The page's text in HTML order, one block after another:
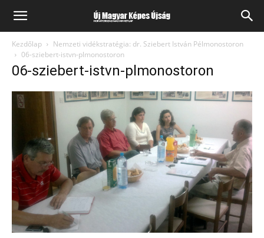
Kezdőlap
Nemzeti vidékstratégia: dr. Sziebert István Pélmonostoron
06-sziebert-istvn-plmonostoron
06-sziebert-istvn-plmonostoron